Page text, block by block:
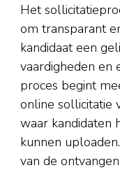
Het
om transparant
kandidaat een
vaardigheden en
proces begint
online sollicitatie
waar kandidaten
kunnen
van de